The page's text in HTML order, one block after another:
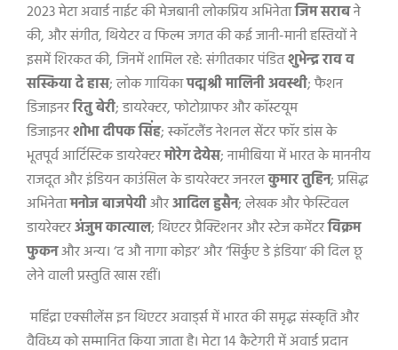
2023 मेटा अवार्ड नाईट की मेजबानी लोकप्रिय अभिनेताजिम सराबने
की,और संगीत,थियेटर व फिल्म जगत की कई जानी-मानी हस्तियों ने
इसमें शिरकत की,जिनमें शामिल रहे: संगीतकार पंडितशुभेन्द्र राव व
सस्किया दे हास;लोक गायिकापद्मश्री मालिनी अवस्थी;फैशन
डिजाइनररितु बेरी;डायरेक्टर,फोटोग्राफर और कॉस्टयूम
डिजाइनरशोभा दीपक सिंह;स्कॉटलैंड नेशनल सेंटर फॉर डांस के
भूतपूर्व आर्टिस्टिक डायरेक्टरमोरेग देयेस;नामीबिया में भारत के माननीय
राजदूत और इंडियन काउंसिल के डायरेक्टर जनरलकुमार तुहिन;प्रसिद्ध
अभिनेतामनोज बाजपेयीऔरआदिल हुसैन;लेखक और फेस्टिवल
डायरेक्टरअंजुम कात्याल;थिएटर प्रैक्टिशनर और स्टेज कमेंटरविक्रम
फुकनऔर अन्य।‘द औ नागा कोइर‘और‘सिर्कुए डे इंडिया‘की दिल छू
लेने वाली प्रस्तुति खास रहीं।
महिंद्रा एक्सीलेंस इन थिएटर अवार्ड्स में भारत की समृद्ध संस्कृति और
वैविध्य को सम्मानित किया जाता है।मेटा 14 कैटेगरी में अवार्ड प्रदान